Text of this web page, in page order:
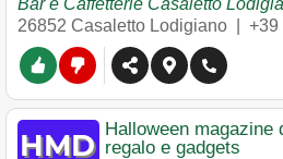
Bar e Caffetterie Casaletto
26852 Casaletto Lodigiano +39
Halloween
regalo e gadgets